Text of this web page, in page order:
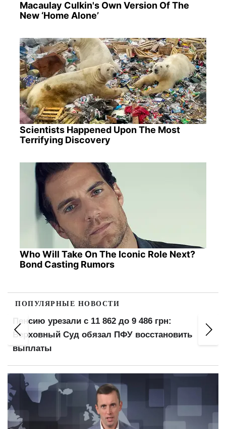
Macaulay Culkin's Own Version Of The
New ‘Home Alone’
Scientists Happened Upon The Most
Terrifying Discovery
Who Will Take On The Iconic Role Next?
Bond Casting Rumors
ПОПУЛЯРНЫЕ НОВОСТИ
5 лет тюрьмы несмотря на бронирование: суд
вынес приговор за уклонение от мобилизации